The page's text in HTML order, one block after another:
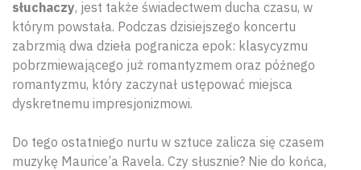
słuchaczy, jest także świadectwem ducha czasu, w
którym powstała. Podczas dzisiejszego koncertu
zabrzmią dwa dzieła pogranicza epok: klasycyzmu
pobrzmiewającego już romantyzmem oraz późnego
romantyzmu, który zaczynał ustępować miejsca
dyskretnemu impresjonizmowi.
Do tego ostatniego nurtu w sztuce zalicza się czasem
muzykę Maurice’a Ravela. Czy słusznie? Nie do końca,